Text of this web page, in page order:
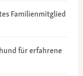
Familienmitglied
für erfahrene